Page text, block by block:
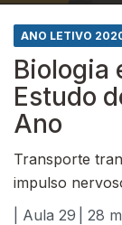
ANO LETIVO
Biologia
Estudo
Ano
Transporte
impulso
| Aula 29
| 28